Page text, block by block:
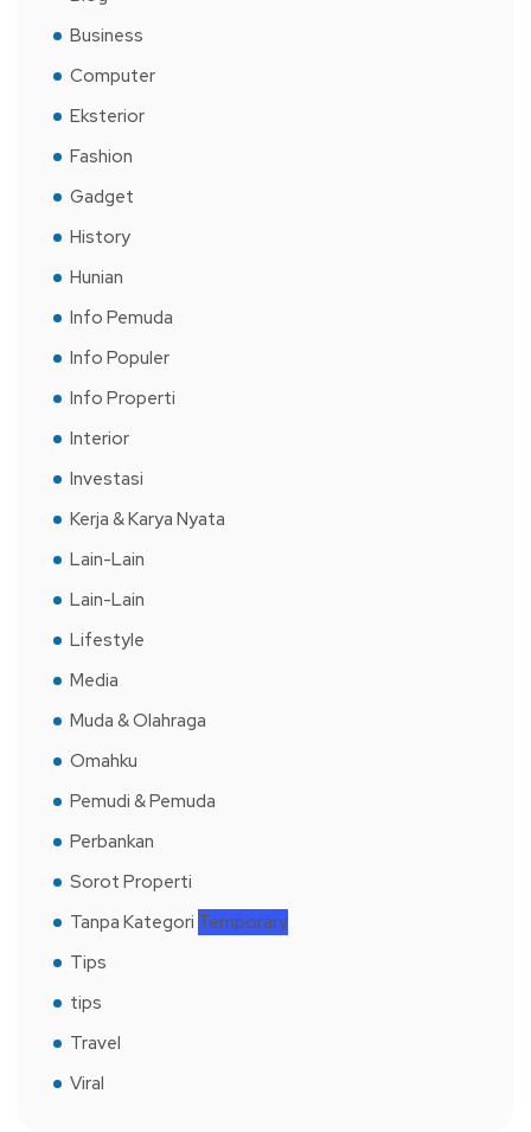
Business
Computer
Eksterior
Fashion
Gadget
History
Hunian
Info Pemuda
Info Populer
Info Properti
Interior
Investasi
Kerja & Karya Nyata
Lain-Lain
Lain-Lain
Lifestyle
Media
Muda & Olahraga
Omahku
Pemudi & Pemuda
Perbankan
Sorot Properti
Tanpa Kategori Temporary
Tips
tips
Travel
Viral